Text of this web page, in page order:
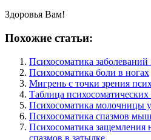
Здоровья Вам!
Похожие статьи:
Психосоматика заболеваний
Психосоматика боли в ногах
Мигрень с точки зрения
Таблица психосоматических
Психосоматика молочницы
Психосоматика спазмов
Психосоматика защемления
спазмов в затылке